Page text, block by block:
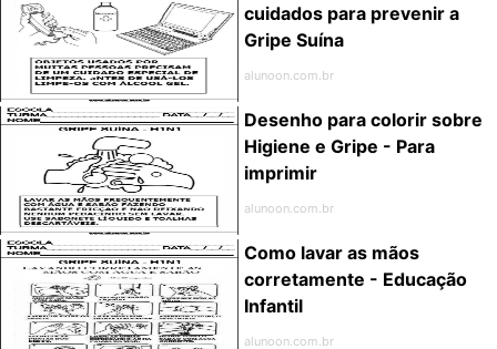
cuidados para prevenir a
Gripe Suína
alunoon.com.br
Desenho para colorir sobre
Higiene e Gripe - Para
imprimir
alunoon.com.br
Como lavar as mãos
corretamente - Educação
Infantil
alunoon.com.br